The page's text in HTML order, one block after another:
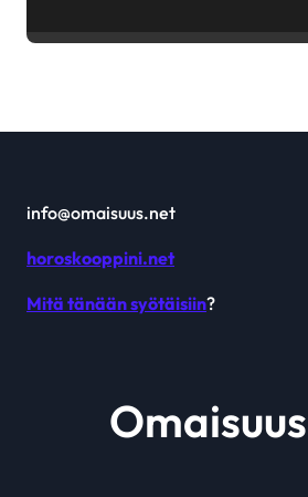
info@omaisuus.net
horoskooppini.net
Mitä tänään syötäisiin?